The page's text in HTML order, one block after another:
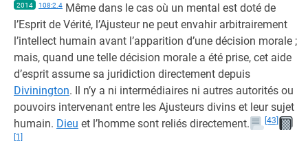
2014 108:2.4 Même dans le cas où un mental est doté de
l’Esprit de Vérité, l’Ajusteur ne peut envahir arbitrairement
l’intellect humain avant l’apparition d’une décision morale ;
mais, quand une telle décision morale a été prise, cet aide
d’esprit assume sa juridiction directement depuis
Divinington. Il n’y a ni intermédiaires ni autres autorités ou
pouvoirs intervenant entre les Ajusteurs divins et leur sujet
humain. Dieu et l’homme sont reliés directement.
[43]
[1]